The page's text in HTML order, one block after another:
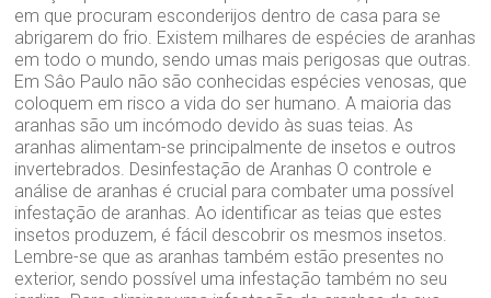
em que procuram esconderijos dentro de casa para se
abrigarem do frio. Existem milhares de espécies de aranhas
em todo o mundo, sendo umas mais perigosas que outras.
Em Sâo Paulo não são conhecidas espécies venosas, que
coloquem em risco a vida do ser humano. A maioria das
aranhas são um incómodo devido às suas teias. As
aranhas alimentam-se principalmente de insetos e outros
invertebrados. Desinfestação de Aranhas O controle e
análise de aranhas é crucial para combater uma possível
infestação de aranhas. Ao identificar as teias que estes
insetos produzem, é fácil descobrir os mesmos insetos.
Lembre-se que as aranhas também estão presentes no
exterior, sendo possível uma infestação também no seu